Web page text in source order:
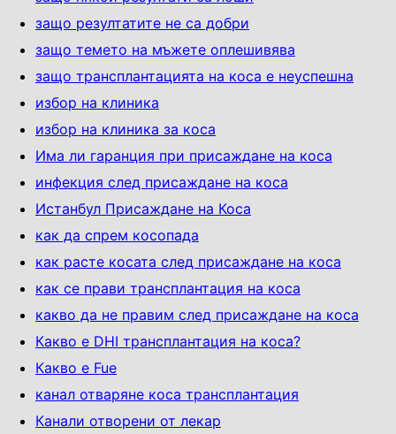
защо резултатите не са добри
защо темето на мъжете оплешивява
защо трансплантацията на коса е неуспешна
избор на клиника
избор на клиника за коса
Има ли гаранция при присаждане на коса
инфекция след присаждане на коса
Истанбул Присаждане на Коса
как да спрем косопада
как расте косата след присаждане на коса
как се прави трансплантация на коса
какво да не правим след присаждане на коса
Какво е DHI трансплантация на коса?
Какво е Fue
канал отваряне коса трансплантация
Канали отворени от лекар